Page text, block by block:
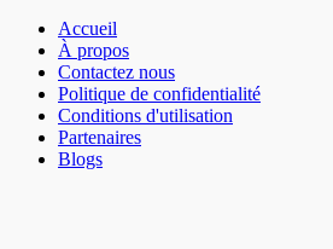
Accueil
À propos
Contactez nous
Politique de confidentialité
Conditions d'utilisation
Partenaires
Blogs